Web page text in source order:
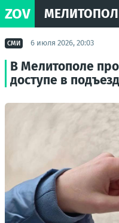
ZOV
СМИ 6 июля 2026, 20:03
В Мелитополе
доступе в